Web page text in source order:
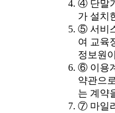
④ 단말
가 설치
⑤ 서비
여 교육
정보원
⑥ 이용
약관으
는 계약
⑦ 마일